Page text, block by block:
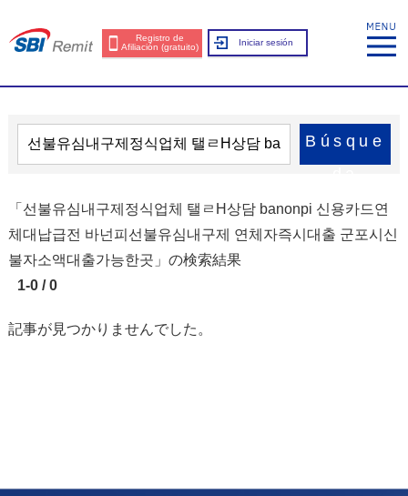
Registro de
Afiliación (gratuito)
Iniciar sesión
Búsque
「선불유심내구제정식업체 탤ㄹH상담 banonpi 신용카드연
체대납급전 바넌피선불유심내구제 연체자즉시대출 군포시신
불자소액대출가능한곳」の検索結果
1-0 / 0
記事が見つかりませんでした。